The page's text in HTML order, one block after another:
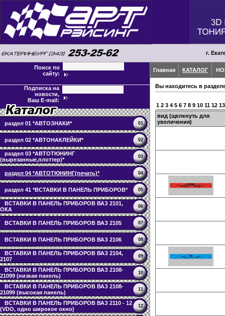
г.
Поиск по
сайту:
Подписка на
новости,
Ваш E-mail:
раздел 01 *АВТОЗНАКИ* 01
раздел 02 *АВТОНАКЛЕЙКИ* 02
раздел 03 *АВТОТЮНИНГ
(вырезанные,плоттер)*
03
раздел 04 *АВТОТЮНИНГ(печать)* 04
раздел 41 *ВСТАВКИ В ПАНЕЛЬ ПРИБОРОВ* 05
ВСТАВКИ В ПАНЕЛЬ ПРИБОРОВ ВАЗ 2101,
ОКА
06
ВСТАВКИ В ПАНЕЛЬ ПРИБОРОВ ВАЗ 2105 07
ВСТАВКИ В ПАНЕЛЬ ПРИБОРОВ ВАЗ 2106 08
ВСТАВКИ В ПАНЕЛЬ ПРИБОРОВ ВАЗ 2104,
2107
09
ВСТАВКИ В ПАНЕЛЬ ПРИБОРОВ ВАЗ 2108-
21099 (низкая панель)
10
ВСТАВКИ В ПАНЕЛЬ ПРИБОРОВ ВАЗ 2108-
21099 (высокая панель)
11
ВСТАВКИ В ПАНЕЛЬ ПРИБОРОВ ВАЗ 2110 - 12
(VDO, одно широкое окно)
12
Главная КАТАЛОГ
Вы находитесь в
1 2 3 4 5 6 7 8 9 10 11 12 13
вид (щелкнуть для
увеличения)